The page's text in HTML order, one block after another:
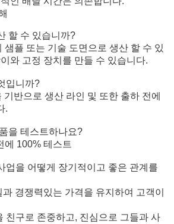
할 수 있습니까?
샘플 또는 기술 도면으로 생산 할 수 있
와 고정 장치를 만들 수 있습니다.
입니까?
기반으로 생산 라인 및 또한 출하 전에
.
을 테스트하나요?
에 100% 테스트
업을 어떻게 장기적이고 좋은 관계를
경쟁력있는 가격을 유지하여 고객이
친구로 존중하고, 진심으로 그들과 사